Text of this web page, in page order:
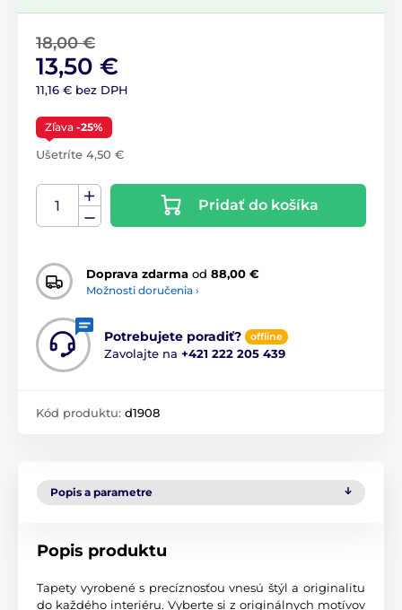
18,00 €
13,50 €
11,16 € bez DPH
Zľava -25%
Ušetríte 4,50 €
Pridať do košíka
Doprava zdarma od 88,00 €
Možnosti doručenia ›
Potrebujete poradiť? offline
Zavolajte na +421 222 205 439
Kód produktu: d1908
Popis a parametre
Popis produktu
Tapety vyrobené s precíznosťou vnesú štýl a originalitu
do každého interiéru. Vyberte si z originálnych motívov